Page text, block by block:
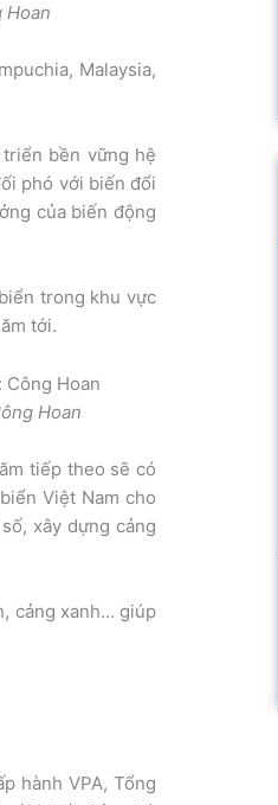
Hoan
Malaysia,
bền vững hệ
phó với biến đổi
của biến động
trong khu vực
tới.
Hoan
tiếp theo sẽ có
Việt Nam cho
xây dựng cảng
cảng xanh… giúp
hành VPA, Tổng